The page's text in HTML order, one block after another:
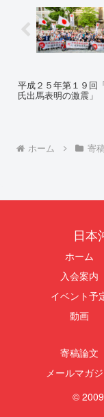
平成２５年第１９回
氏出馬表明の激震」
ホーム 寄
日本
ホーム
入会案内
イベント予
動画
寄稿論文
メールマガ
©